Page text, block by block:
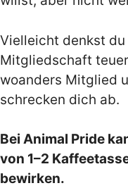
Vielleicht denkst du
Mitgliedschaft
woanders Mitglied
schrecken dich ab.
Bei Animal Pride
von 1–2
bewirken.